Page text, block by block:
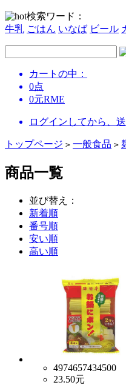
検索ワード：
牛乳 ごはん いなば ビール
カートの中：
0点
0元RME
ログインしてから、
トップページ > 一般食品 >
商品一覧
並び替え：
新着順
番号順
安い順
高い順
4974657434500
23.50元